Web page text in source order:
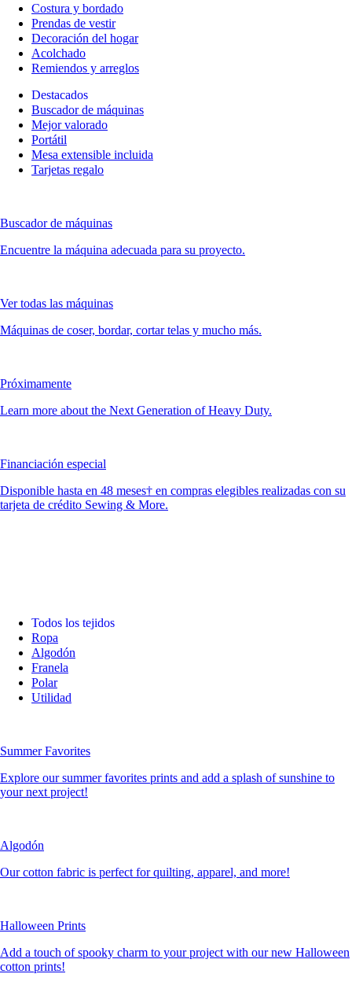
Costura y bordado
Prendas de vestir
Decoración del hogar
Acolchado
Remiendos y arreglos
Destacados
Buscador de máquinas
Mejor valorado
Portátil
Mesa extensible incluida
Tarjetas regalo
Buscador de máquinas
Encuentre la máquina adecuada para su proyecto.
Ver todas las máquinas
Máquinas de coser, bordar, cortar telas y mucho más.
Próximamente
Learn more about the Next Generation of Heavy Duty.
Financiación especial
Disponible hasta en 48 meses† en compras elegibles realizadas con su
tarjeta de crédito Sewing & More.
Todos los tejidos
Ropa
Algodón
Franela
Polar
Utilidad
Summer Favorites
Explore our summer favorites prints and add a splash of sunshine to
your next project!
Algodón
Our cotton fabric is perfect for quilting, apparel, and more!
Halloween Prints
Add a touch of spooky charm to your project with our new Halloween
cotton prints!